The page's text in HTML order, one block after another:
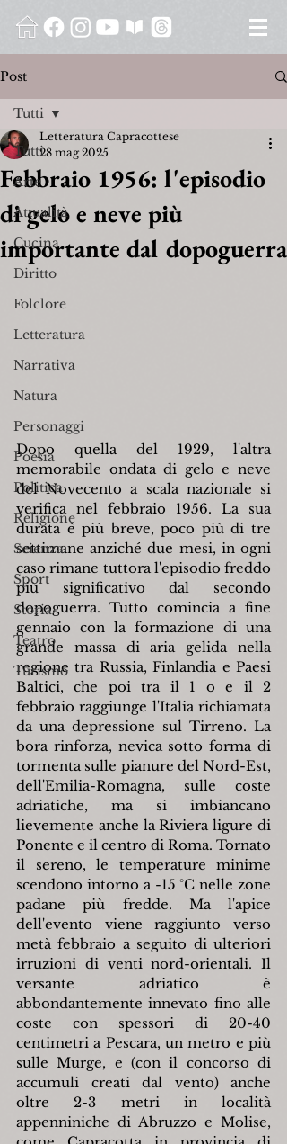
Post
Tutti
Arte
Attualità
Cucina
Diritto
Folclore
Letteratura
Narrativa
Natura
Personaggi
Poesia
Politica
Religione
Scienza
Sport
Storia
Teatro
Turismo
Tutti
Febbraio 1956: l'episodio
di gelo e neve più
importante dal dopoguerra
Letteratura Capracottese
28 mag 2025
Dopo quella del 1929, l'altra
memorabile ondata di gelo e neve
del Novecento a scala nazionale si
verifica nel febbraio 1956. La sua
durata è più breve, poco più di tre
settimane anziché due mesi, in ogni
caso rimane tuttora l'episodio freddo
più significativo dal secondo
dopoguerra. Tutto comincia a fine
gennaio con la formazione di una
grande massa di aria gelida nella
regione tra Russia, Finlandia e Paesi
Baltici, che poi tra il 1 o e il 2
febbraio raggiunge l'Italia richiamata
da una depressione sul Tirreno. La
bora rinforza, nevica sotto forma di
tormenta sulle pianure del Nord-Est,
dell'Emilia-Romagna, sulle coste
adriatiche, ma si imbiancano
lievemente anche la Riviera ligure di
Ponente e il centro di Roma. Tornato
il sereno, le temperature minime
scendono intorno a -15 °C nelle zone
padane più fredde. Ma l'apice
dell'evento viene raggiunto verso
metà febbraio a seguito di ulteriori
irruzioni di venti nord-orientali. Il
versante adriatico è
abbondantemente innevato fino alle
coste con spessori di 20-40
centimetri a Pescara, un metro e più
sulle Murge, e (con il concorso di
accumuli creati dal vento) anche
oltre 2-3 metri in località
appenniniche di Abruzzo e Molise,